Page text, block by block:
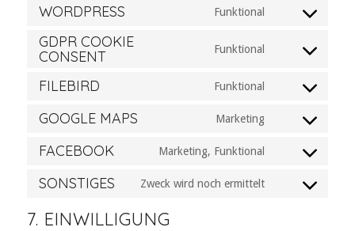
elementor
enfold
WORDPRESS Funktional
Consent
wordpress
GDPR COOKIE
CONSENT
Funktional
Consent
gdpr-
consent
FILEBIRD Funktional
Consent
filebird
GOOGLE MAPS Marketing
Consent
google-
FACEBOOK Marketing, Funktional
Consent
SONSTIGES Zweck wird noch ermittelt
Consent
7. EINWILLIGUNG